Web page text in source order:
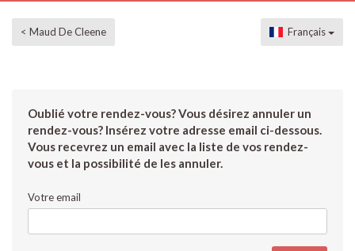
< Maud De Cleene Français
Oublié votre rendez-vous? Vous désirez annuler un
rendez-vous? Insérez votre adresse email ci-dessous.
Vous recevrez un email avec la liste de vos rendez-
vous et la possibilité de les annuler.
Votre email